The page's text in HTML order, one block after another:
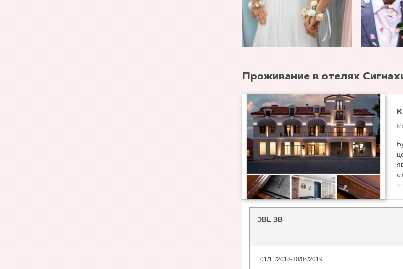
Проживание в отелях
DBL BB
01/11/2018-30/04/2019